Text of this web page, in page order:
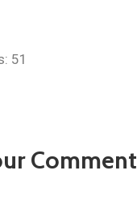
51
Comment